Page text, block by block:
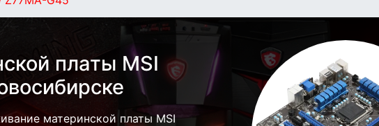
платы MSI
материнской платы MSI